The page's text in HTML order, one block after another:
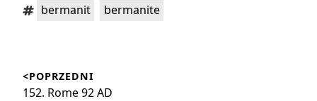
Tagi:bermanit bermanite
wpisu
<POPRZEDNI
Poprzedni
152. Rome 92 AD